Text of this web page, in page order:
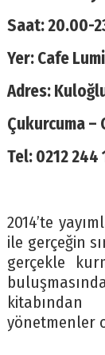
Saat: 20.00-
Yer: Cafe
Adres:
Çukurcuma –
Tel: 0212 244
2014’te
ile gerçeğin
gerçekle
yönetmenler